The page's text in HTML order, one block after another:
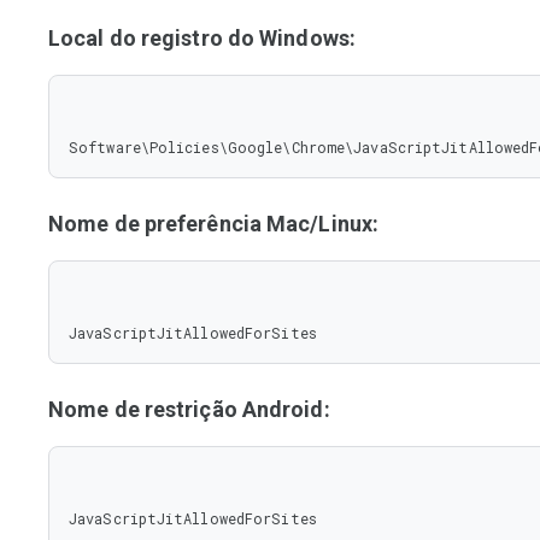
Local do registro do Windows:
Nome de preferência Mac/Linux:
JavaScriptJitAllowedForSites
Nome de restrição Android:
JavaScriptJitAllowedForSites